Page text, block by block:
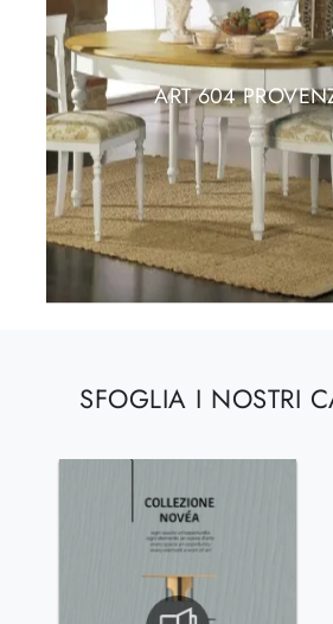
ART 604
SFOGLIA I NOSTRI